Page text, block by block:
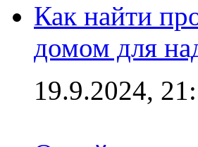
Как найти
домом для
19.9.2024,